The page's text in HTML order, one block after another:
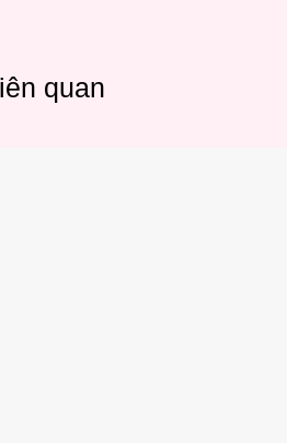
quan